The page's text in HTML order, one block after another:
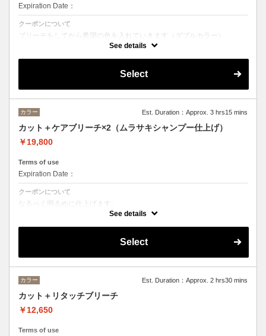
Expiration Date：
クーポンについて
ブリーチをしてから希望の色を入れていきます（ダブルカラー）
ブリーチ→¥7150
See details
Select
カラー Est. Duration：Approx. 3 hrs15 mins
カット＋ケアブリーチ×2（ムラサキシャンプー仕上げ）
￥19,800
Terms of use
Expiration Date：
クーポンについて
なるべく明るめに仕上げます。
状態によって白まで持って行けることもありますが白までいけないこと
ムラサキシャンプーで仕上げます。
ブリーチ¥7150×2
See details
Select
カラー Est. Duration：Approx. 2 hrs30 mins
カット＋リタッチブリーチ
￥12,650
Terms of use